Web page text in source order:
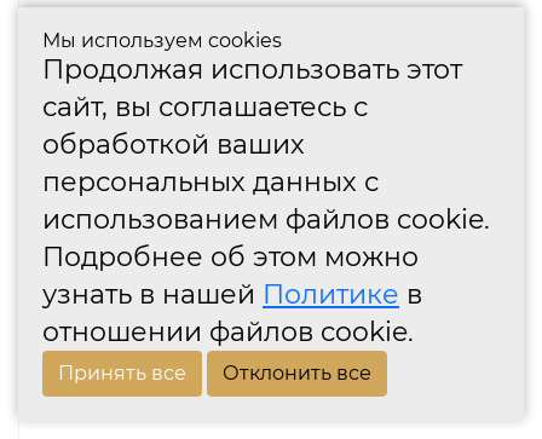
Мы используем cookies
Продолжая использовать этот
сайт, вы соглашаетесь с
обработкой ваших
персональных данных с
использованием файлов cookie.
Подробнее об этом можно
узнать в нашей Политике в
отношении файлов cookie.
Принять все Отклонить все